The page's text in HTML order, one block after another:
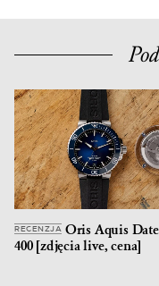
RECENZJA Oris Aquis
400 [zdjęcia live, cena]